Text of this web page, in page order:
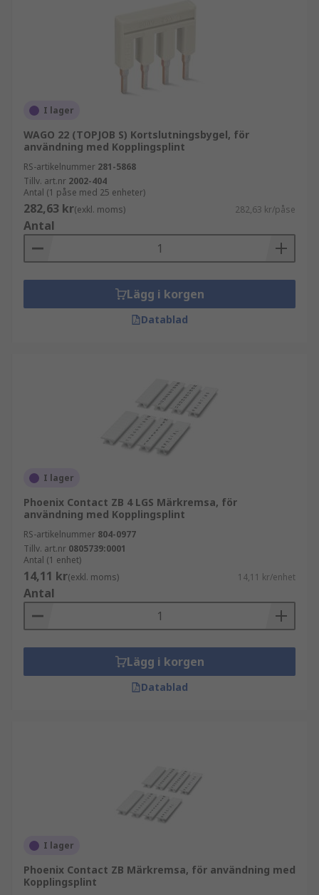
I lager
WAGO 22 (TOPJOB S) Kortslutningsbygel, för
användning med Kopplingsplint
RS-artikelnummer 281-5868
Tillv. art.nr 2002-404
Antal (1 påse med 25 enheter)
282,63 kr(exkl. moms) 282,63 kr/påse
Antal
Lägg i korgen
Datablad
I lager
Phoenix Contact ZB 4 LGS Märkremsa, för
användning med Kopplingsplint
RS-artikelnummer 804-0977
Tillv. art.nr 0805739:0001
Antal (1 enhet)
14,11 kr(exkl. moms) 14,11 kr/enhet
Antal
Lägg i korgen
Datablad
I lager
Phoenix Contact ZB Märkremsa, för användning med
Kopplingsplint